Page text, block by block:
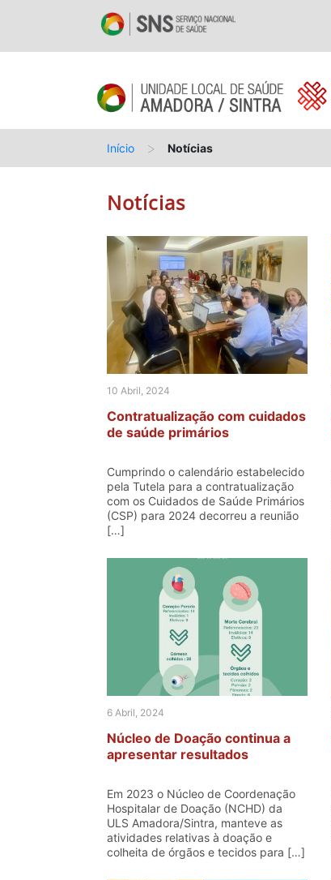
Início > Notícias
Notícias
10 Abril, 2024
Contratualização com cuidados
de saúde primários
Cumprindo o calendário estabelecido
pela Tutela para a contratualização
com os Cuidados de Saúde Primários
(CSP) para 2024 decorreu a reunião
[…]
6 Abril, 2024
Núcleo de Doação continua a
apresentar resultados
Em 2023 o Núcleo de Coordenação
Hospitalar de Doação (NCHD) da
ULS Amadora/Sintra, manteve as
atividades relativas à doação e
colheita de órgãos e tecidos para […]